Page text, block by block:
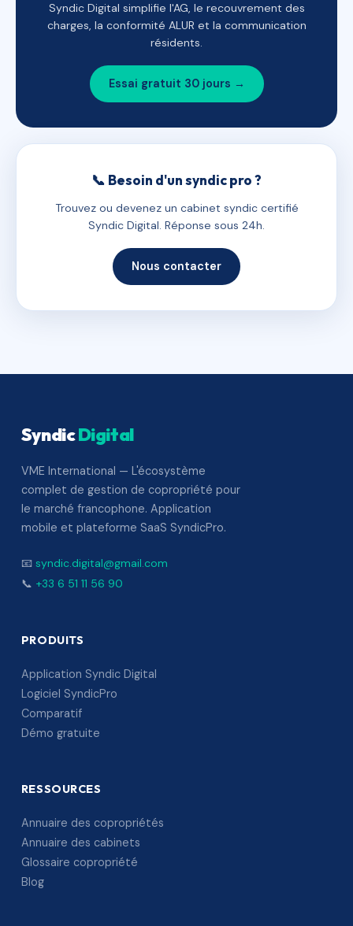
Syndic Digital simplifie l'AG, le recouvrement des
charges, la conformité ALUR et la communication
résidents.
Essai gratuit 30 jours →
📞 Besoin d'un syndic pro ?
Trouvez ou devenez un cabinet syndic certifié
Syndic Digital. Réponse sous 24h.
Nous contacter
SyndicDigital
VME International — L'écosystème
complet de gestion de copropriété pour
le marché francophone. Application
mobile et plateforme SaaS SyndicPro.
📧 syndic.digital@gmail.com
📞 +33 6 51 11 56 90
PRODUITS
Application Syndic Digital
Logiciel SyndicPro
Comparatif
Démo gratuite
RESSOURCES
Annuaire des copropriétés
Annuaire des cabinets
Glossaire copropriété
Blog